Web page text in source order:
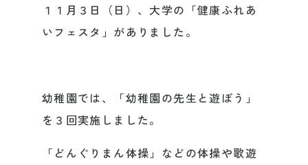
１１月３日（日）、大学の「健康ふれあ
いフェスタ」がありました。
幼稚園では、「幼稚園の先生と遊ぼう」
を３回実施しました。
「どんぐりまん体操」などの体操や歌遊